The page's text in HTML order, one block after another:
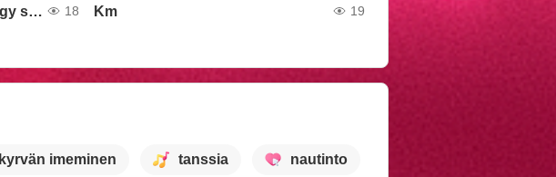
Mike fucks Nika hard in doggy style 18 Km 19
kyrvän imeminen tanssia nautinto